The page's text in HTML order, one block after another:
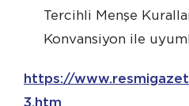
Tercihli Menşe
Konvansiyon ile
https://
3.htm